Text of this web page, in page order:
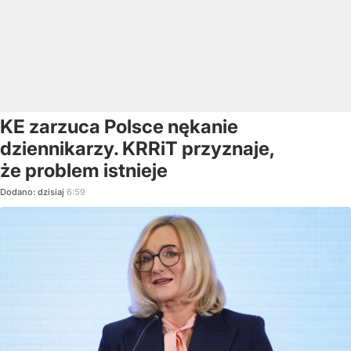
KE zarzuca Polsce nękanie
dziennikarzy. KRRiT przyznaje,
że problem istnieje
Dodano: dzisiaj 6:59